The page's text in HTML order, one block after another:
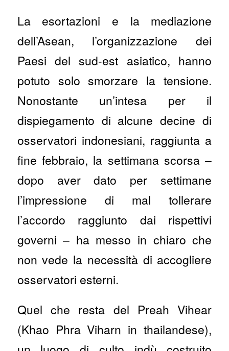
La esortazioni e la mediazione
dell’Asean, l’organizzazione dei
Paesi del sud-est asiatico, hanno
potuto solo smorzare la tensione.
Nonostante un’intesa per il
dispiegamento di alcune decine di
osservatori indonesiani, raggiunta a
fine febbraio, la settimana scorsa –
dopo aver dato per settimane
l’impressione di mal tollerare
l’accordo raggiunto dai rispettivi
governi – ha messo in chiaro che
non vede la necessità di accogliere
osservatori esterni.
Quel che resta del Preah Vihear
(Khao Phra Viharn in thailandese),